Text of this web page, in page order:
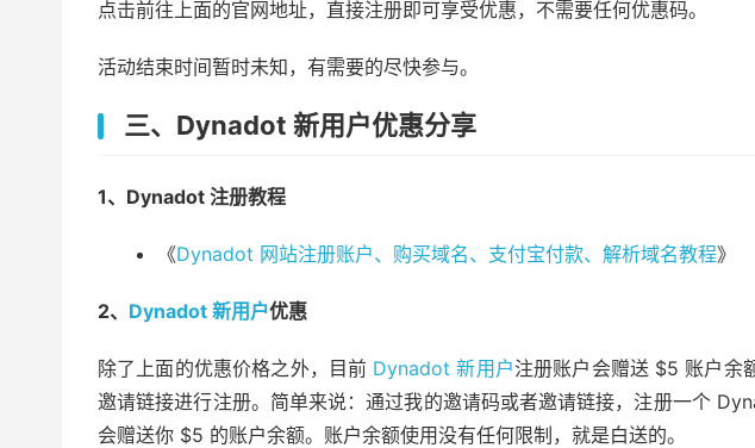
点击前往上面的官网地址，直接注册即可享受优惠，不需要任何优惠码。
活动结束时间暂时未知，有需要的尽快参与。
三、Dynadot 新用户优惠分享
1、Dynadot 注册教程
《Dynadot 网站注册账户、购买域名、支付宝付款、解析域名教程》
2、 Dynadot 新用户优惠
除了上面的优惠价格之外，目前 Dynadot 新用户注册账户会赠送 $5 账户余
邀请链接进行注册。简单来说：通过我的邀请码或者邀请链接，注册一个
会赠送你 $5 的账户余额。账户余额使用没有任何限制，就是白送的。